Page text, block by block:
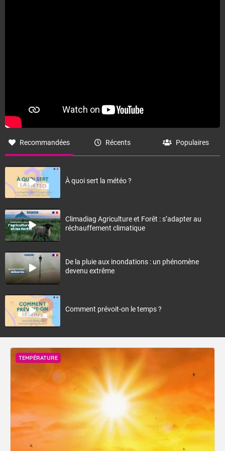
Recommandées Récents Populaires
À quoi sert la météo ?
Climadiag Agriculture et Forêt : s’adapter au
réchauffement climatique
De la pluie aux inondations : un phénomène
devenu extrême
Comment prévoit-on le temps ?
TEMPÉRATURE